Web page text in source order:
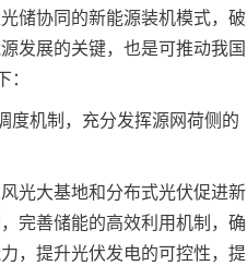
储协同的新能源装机模式，破
发展的关键，也是可推动我国
机制，充分发挥源网荷侧的
光大基地和分布式光伏促进新
完善储能的高效利用机制，确
，提升光伏发电的可控性，提